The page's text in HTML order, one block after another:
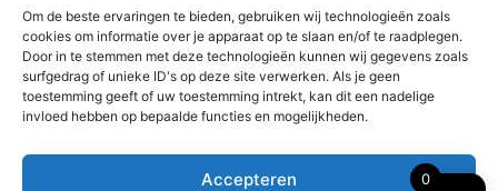
Om de beste ervaringen te bieden, gebruiken wij technologieën zoals
cookies om informatie over je apparaat op te slaan en/of te raadplegen.
Door in te stemmen met deze technologieën kunnen wij gegevens zoals
surfgedrag of unieke ID's op deze site verwerken. Als je geen
toestemming geeft of uw toestemming intrekt, kan dit een nadelige
invloed hebben op bepaalde functies en mogelijkheden.
Accepteren
€ 159,00.€ 79,00.
Toevoegen aan
winkelwagen
€ 99,00.€ 49,00.
Toevoegen aan
winkelwagen
0